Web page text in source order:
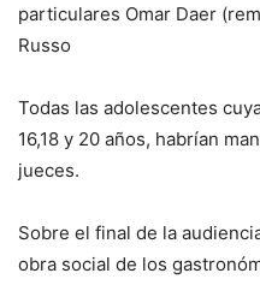
particulares Omar Daer
Russo
Todas las adolescentes
16,18 y 20 años, habrían
jueces.
Sobre el final de la
obra social de los